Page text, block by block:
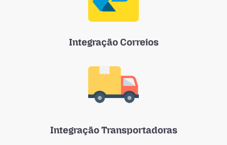
Integração Correios
Integração Transportadoras